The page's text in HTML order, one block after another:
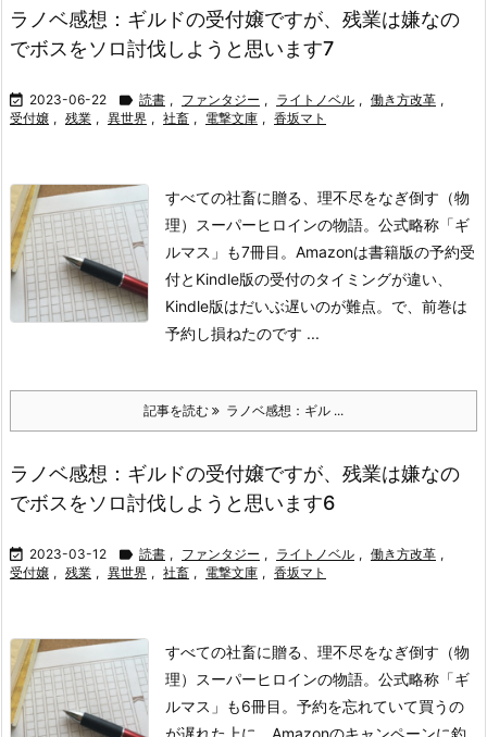
ラノベ感想：ギルドの受付嬢ですが、残業は嫌なの
でボスをソロ討伐しようと思います7
 2023-06-22  読書 , ファンタジー , ライトノベル , 働き方改革 ,
受付嬢 , 残業 , 異世界 , 社畜 , 電撃文庫 , 香坂マト
すべての社畜に贈る、理不尽をなぎ倒す（物
理）スーパーヒロインの物語。公式略称「ギ
ルマス」も7冊目。Amazonは書籍版の予約受
付とKindle版の受付のタイミングが違い、
Kindle版はだいぶ遅いのが難点。で、前巻は
予約し損ねたのです ...
記事を読む ラノベ感想：ギル ...
ラノベ感想：ギルドの受付嬢ですが、残業は嫌なの
でボスをソロ討伐しようと思います6
 2023-03-12  読書 , ファンタジー , ライトノベル , 働き方改革 ,
受付嬢 , 残業 , 異世界 , 社畜 , 電撃文庫 , 香坂マト
すべての社畜に贈る、理不尽をなぎ倒す（物
理）スーパーヒロインの物語。公式略称「ギ
ルマス」も6冊目。予約を忘れていて買うの
が遅れた上に、Amazonのキャンペーンに釣